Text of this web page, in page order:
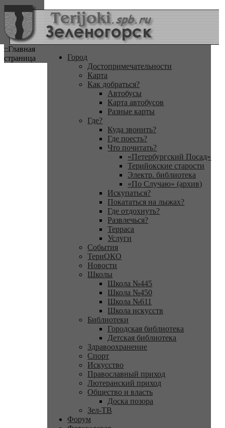
::Главная
страница
Город
Достопримечательности
Карта
Как добраться?
Автобусы
Карта автобусов
Разные карты
Где?
Куда звонить?
Где поесть?
Что почитать?
«Петербургский Посад»
Терийокские старости
Электр. библиотека
«По Случаю» (архив)
Искупаться?
Покататься на лыжах?
Где отдохнуть?
Развлечься?
Терраса
Услуги
События
ТериОКО
Новости
Школы
Школа №445
Школа №450
Школа №611
Школа искусств
Библиотеки
Городская библиотека
Детская библиотека
Здравоохранение
Спорт
Искусство
Православный приход
Лютеранский приход
Общество и власть
Доска позора
Зел-ТВ
Форум